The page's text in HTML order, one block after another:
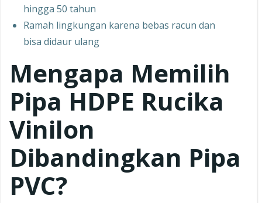
hingga 50 tahun
Ramah lingkungan karena bebas racun dan
bisa didaur ulang
Mengapa Memilih
Pipa HDPE Rucika
Vinilon
Dibandingkan Pipa
PVC?